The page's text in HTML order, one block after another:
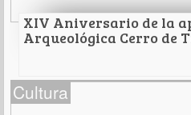
Leer
XIV Aniversario de la
Arqueológica Cerro de
XIV Aniversario de la
Arqueológica
Cultura